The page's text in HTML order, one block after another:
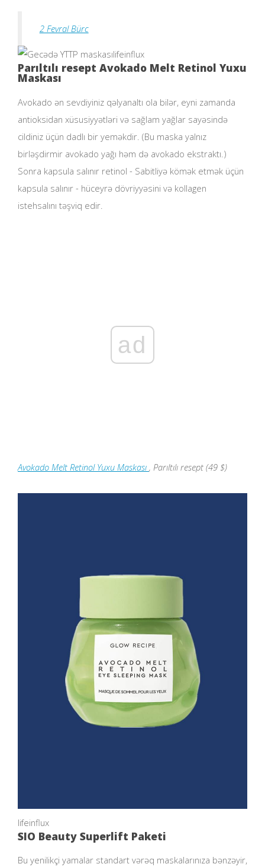
2 Fevral Bürc
lifeinflux
Parıltılı resept Avokado Melt Retinol Yuxu
Maskası
Avokado ən sevdiyiniz qəlyanaltı ola bilər, eyni zamanda
antioksidan xüsusiyyətləri və sağlam yağlar sayəsində
cildiniz üçün dadlı bir yeməkdir. (Bu maska ​​yalnız
birləşdirmir avokado yağı həm də avokado ekstraktı.)
Sonra kapsula salınır retinol - Sabitliyə kömək etmək üçün
kapsula salınır - hüceyrə dövriyyəsini və kollagen
istehsalını təşviq edir.
ad
Avokado Melt Retinol Yuxu Maskası , Parıltılı resept (49 $)
lifeinflux
SIO Beauty Superlift Paketi
Bu yenilikçi yamalar standart vərəq maskalarınıza bənzəyir,